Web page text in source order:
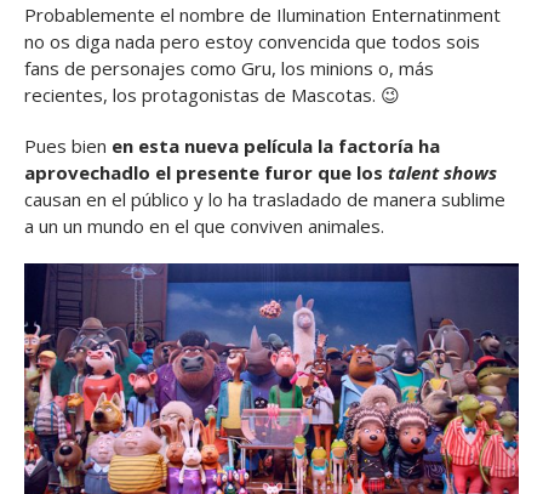
Probablemente el nombre de Ilumination Enternatinment
no os diga nada pero estoy convencida que todos sois
fans de personajes como Gru, los minions o, más
recientes, los protagonistas de Mascotas. 😉
Pues bien en esta nueva película la factoría ha
aprovechadlo el presente furor que los talent shows
causan en el público y lo ha trasladado de manera sublime
a un un mundo en el que conviven animales.